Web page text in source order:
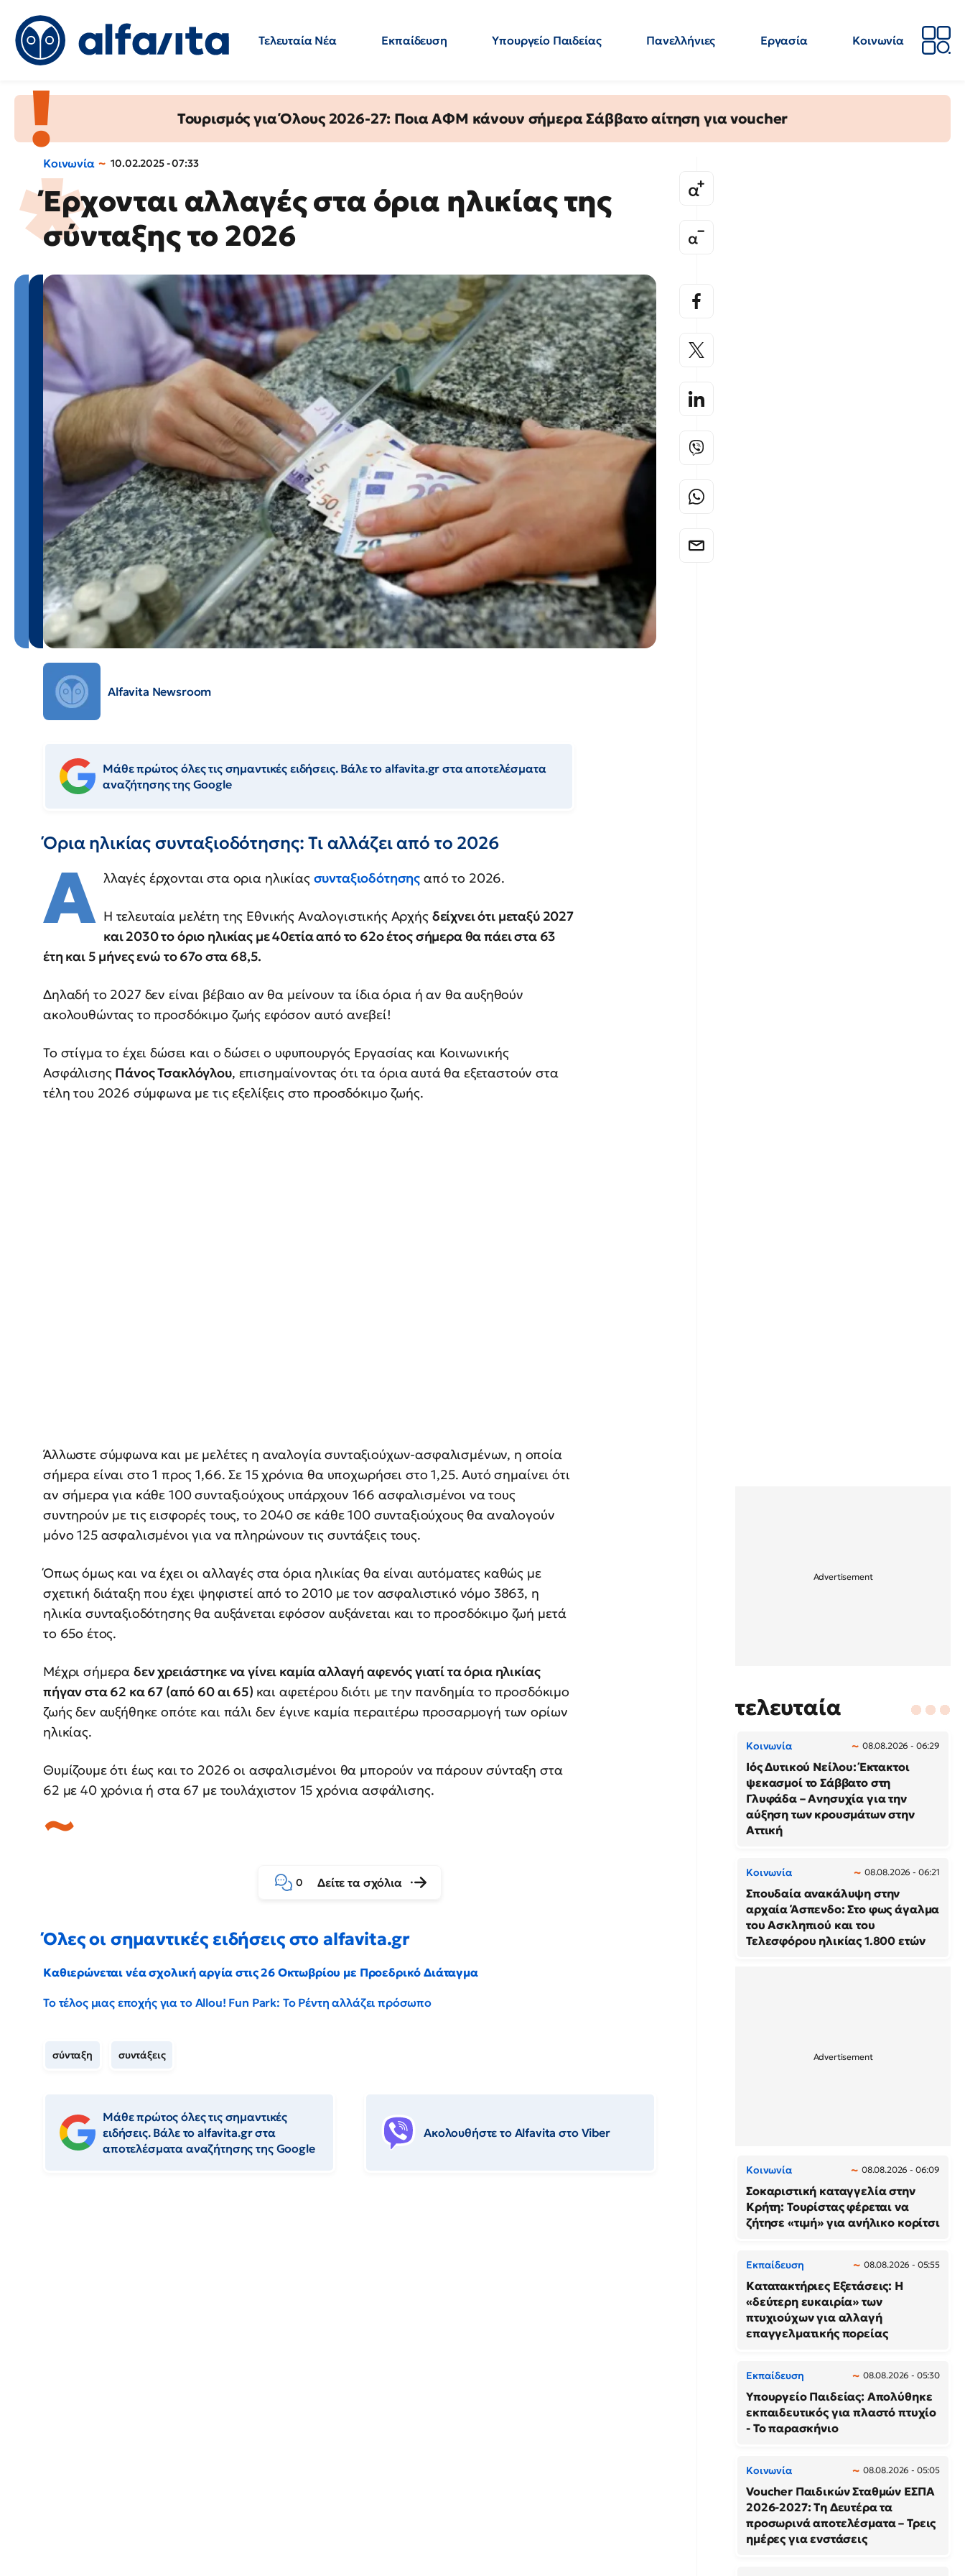
Τελευταία Νέα Εκπαίδευση Υπουργείο Παιδείας Πανελλήνιες Εργασία
Κοινωνία
Τουρισμός για Όλους 2026-27: Ποια ΑΦΜ κάνουν σήμερα Σάββατο αίτηση για voucher
Κοινωνία 10.02.2025 - 07:33
Έρχονται αλλαγές στα όρια ηλικίας της
σύνταξης το 2026
Alfavita Newsroom
Μάθε πρώτος όλες τις σημαντικές ειδήσεις. Βάλε το alfavita.gr στα αποτελέσματα
αναζήτησης της Google
Όρια ηλικίας συνταξιοδότησης: Τι αλλάζει από το 2026
Α λλαγές έρχονται στα ορια ηλικίας συνταξιοδότησης από το 2026.
H τελευταία μελέτη της Εθνικής Αναλογιστικής Αρχής δείχνει ότι μεταξύ 2027
και 2030 το όριο ηλικίας με 40ετία από το 62ο έτος σήμερα θα πάει στα 63
έτη και 5 μήνες ενώ το 67ο στα 68,5.
Δηλαδή το 2027 δεν είναι βέβαιο αν θα μείνουν τα ίδια όρια ή αν θα αυξηθούν
ακολουθώντας το προσδόκιμο ζωής εφόσον αυτό ανεβεί!
Το στίγμα το έχει δώσει και ο δώσει ο υφυπουργός Εργασίας και Κοινωνικής
Ασφάλισης Πάνος Τσακλόγλου, επισημαίνοντας ότι τα όρια αυτά θα εξεταστούν στα
τέλη του 2026 σύμφωνα με τις εξελίξεις στο προσδόκιμο ζωής.
Άλλωστε σύμφωνα και με μελέτες η αναλογία συνταξιούχων-ασφαλισμένων, η οποία
σήμερα είναι στο 1 προς 1,66. Σε 15 χρόνια θα υποχωρήσει στο 1,25. Αυτό σημαίνει ότι
αν σήμερα για κάθε 100 συνταξιούχους υπάρχουν 166 ασφαλισμένοι να τους
συντηρούν με τις εισφορές τους, το 2040 σε κάθε 100 συνταξιούχους θα αναλογούν
μόνο 125 ασφαλισμένοι για να πληρώνουν τις συντάξεις τους.
Όπως όμως και να έχει οι αλλαγές στα όρια ηλικίας θα είναι αυτόματες καθώς με
σχετική διάταξη που έχει ψηφιστεί από το 2010 με τον ασφαλιστικό νόμο 3863, η
ηλικία συνταξιοδότησης θα αυξάνεται εφόσον αυξάνεται και το προσδόκιμο ζωή μετά
το 65ο έτος.
Μέχρι σήμερα δεν χρειάστηκε να γίνει καμία αλλαγή αφενός γιατί τα όρια ηλικίας
πήγαν στα 62 κα 67 (από 60 αι 65) και αφετέρου διότι με την πανδημία το προσδόκιμο
ζωής δεν αυξήθηκε οπότε και πάλι δεν έγινε καμία περαιτέρω προσαρμογή των ορίων
ηλικίας.
Θυμίζουμε ότι έως και το 2026 οι ασφαλισμένοι θα μπορούν να πάρουν σύνταξη στα
62 με 40 χρόνια ή στα 67 με τουλάχιστον 15 χρόνια ασφάλισης.
0 Δείτε τα σχόλια
Όλες οι σημαντικές ειδήσεις στο alfavita.gr
Καθιερώνεται νέα σχολική αργία στις 26 Οκτωβρίου με Προεδρικό Διάταγμα
Το τέλος μιας εποχής για το Allou! Fun Park: Το Ρέντη αλλάζει πρόσωπο
σύνταξη συντάξεις
Μάθε πρώτος όλες τις σημαντικές
ειδήσεις. Βάλε το alfavita.gr στα
αποτελέσματα αναζήτησης της Google
Ακολουθήστε το Αlfavita στο Viber
τελευταία
Κοινωνία 08.08.2026 - 06:29
Ιός Δυτικού Νείλου: Έκτακτοι
ψεκασμοί το Σάββατο στη
Γλυφάδα – Ανησυχία για την
αύξηση των κρουσμάτων στην
Αττική
Κοινωνία 08.08.2026 - 06:21
Σπουδαία ανακάλυψη στην
αρχαία Άσπενδο: Στο φως άγαλμα
του Ασκληπιού και του
Τελεσφόρου ηλικίας 1.800 ετών
Κοινωνία 08.08.2026 - 06:09
Σοκαριστική καταγγελία στην
Κρήτη: Τουρίστας φέρεται να
ζήτησε «τιμή» για ανήλικο κορίτσι
Εκπαίδευση 08.08.2026 - 05:55
Κατατακτήριες Εξετάσεις: Η
«δεύτερη ευκαιρία» των
πτυχιούχων για αλλαγή
επαγγελματικής πορείας
Εκπαίδευση 08.08.2026 - 05:30
Υπουργείο Παιδείας: Απολύθηκε
εκπαιδευτικός για πλαστό πτυχίο
- Το παρασκήνιο
Κοινωνία 08.08.2026 - 05:05
Voucher Παιδικών Σταθμών ΕΣΠΑ
2026-2027: Τη Δευτέρα τα
προσωρινά αποτελέσματα – Τρεις
ημέρες για ενστάσεις